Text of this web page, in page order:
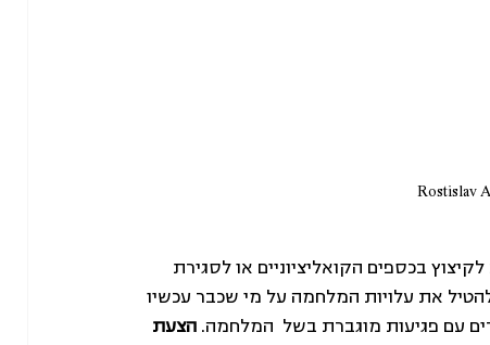
הממשלה לשנת 2025 אין הצעות לקיצוץ בכספים הקואליציוניים או לסגירת
את עלויות המלחמה על מי שכבר עכשיו
עם פגיעות מוגברת בשל  המלחמה. הצעת